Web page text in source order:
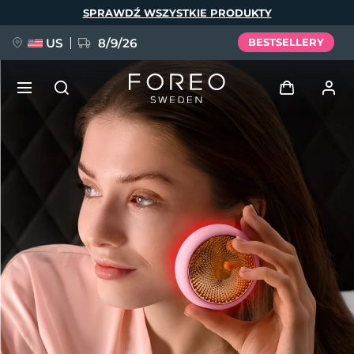
SPRAWDŹ WSZYSTKIE PRODUKTY
US 8/9/26 BESTSELLERY
Zaloguj
Profil użytkownika
Moje urządzenia
Moje zamówienia
Moje adresy
Moje subskrypcje
NOWOŚĆ
FAQ™ Pure Beauty-Tech Elixir
BREAKING NEWS
issa™ Teeth Whitening Set
Deutsch
Español
Français
Italiano
Português
Polski
Svenska
Русский
Türkçe
简体中文 繁體中文